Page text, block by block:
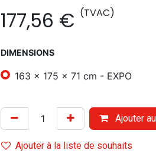
177,56 € (TVAC)
DIMENSIONS
163 x 175 x 71 cm - EXPO
Ajouter
Ajouter à la liste de souhaits